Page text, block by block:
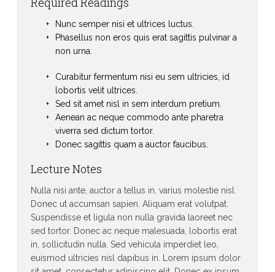
Nunc semper nisi et ultrices luctus.
Phasellus non eros quis erat sagittis pulvinar a
non urna.
Curabitur fermentum nisi eu sem ultricies, id
lobortis velit ultrices.
Sed sit amet nisl in sem interdum pretium.
Aenean ac neque commodo ante pharetra
viverra sed dictum tortor.
Donec sagittis quam a auctor faucibus.
Lecture Notes
Nulla nisi ante, auctor a tellus in, varius molestie nisl.
Donec ut accumsan sapien. Aliquam erat volutpat.
Suspendisse et ligula non nulla gravida laoreet nec
sed tortor. Donec ac neque malesuada, lobortis erat
in, sollicitudin nulla. Sed vehicula imperdiet leo,
euismod ultricies nisl dapibus in. Lorem ipsum dolor